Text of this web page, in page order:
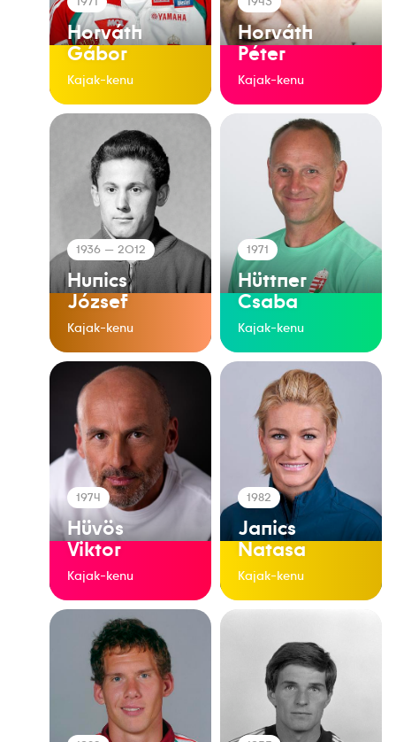
Horváth
Gábor
Kajak-kenu
Horváth
Péter
Kajak-kenu
1936 — 2012
Hunics
József
Kajak-kenu
1971
Hüttner
Csaba
Kajak-kenu
1974
Hüvös
Viktor
Kajak-kenu
1982
Janics
Natasa
Kajak-kenu